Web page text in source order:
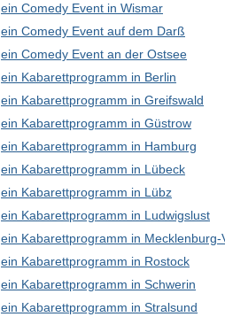
ein Comedy Event in Wismar
ein Comedy Event auf dem Darß
ein Comedy Event an der Ostsee
ein Kabarettprogramm in Berlin
ein Kabarettprogramm in Greifswald
ein Kabarettprogramm in Güstrow
ein Kabarettprogramm in Hamburg
ein Kabarettprogramm in Lübeck
ein Kabarettprogramm in Lübz
ein Kabarettprogramm in Ludwigslust
ein Kabarettprogramm in
ein Kabarettprogramm in Rostock
ein Kabarettprogramm in Schwerin
ein Kabarettprogramm in Stralsund